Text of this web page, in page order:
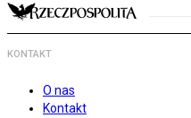
KONTAKT
O nas
Kontakt